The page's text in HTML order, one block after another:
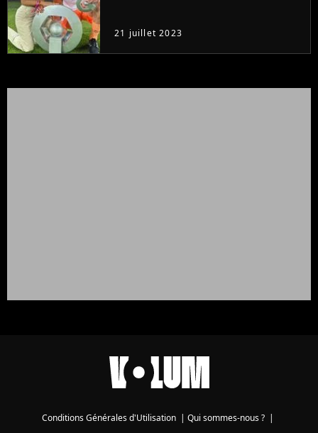
21 juillet 2023
Conditions Générales d'Utilisation | Qui sommes-nous ? |